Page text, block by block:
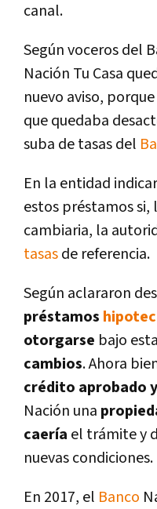
canal.
Según voceros del
Nación Tu Casa
nuevo aviso,
que quedaba
suba de tasas del
En la entidad
estos préstamos si,
cambiaria, la
tasasde referencia.
Según aclararon
préstamos
otorgarse bajo
cambios. Ahora
crédito aprobado
Nación una
caerí­a el trámite y
nuevas condiciones.
En 2017, el Banco